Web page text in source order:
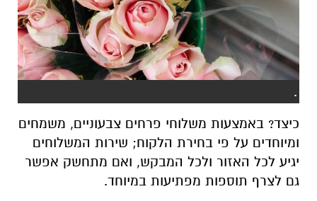
.
כיצד? באמצעות משלוחי פרחים צבעוניים, משמחים
ומיוחדים על פי בחירת הלקוח; שירות המשלוחים
יגיע לכל האזור ולכל המבקש, ואם מתחשק אפשר
גם לצרף תוספות מפתיעות במיוחד.